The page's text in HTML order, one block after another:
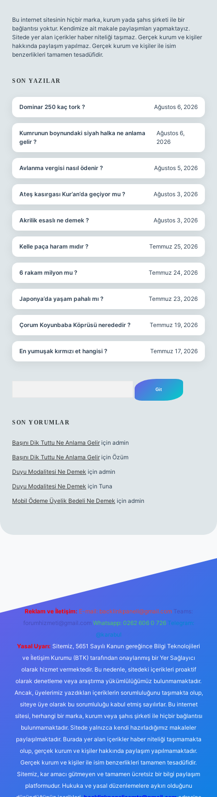
Bu internet sitesinin hiçbir marka, kurum yada şahıs şirketi ile bir
bağlantısı yoktur. Kendimize ait makale paylaşımları yapmaktayız.
Sitede yer alan içerikler haber niteliği taşımaz. Gerçek kurum ve kişiler
hakkında paylaşım yapılmaz. Gerçek kurum ve kişiler ile isim
benzerlikleri tamamen tesadüfidir.
SON YAZILAR
Dominar 250 kaç tork ? Ağustos 6, 2026
Kumrunun boynundaki siyah halka ne anlama
gelir ?
Ağustos 6,
2026
Avlanma vergisi nasıl ödenir ? Ağustos 5, 2026
Ateş kasırgası Kur’an’da geçiyor mu ? Ağustos 3, 2026
Akrilik esaslı ne demek ? Ağustos 3, 2026
Kelle paça haram mıdır ? Temmuz 25, 2026
6 rakam milyon mu ? Temmuz 24, 2026
Japonya’da yaşam pahalı mı ? Temmuz 23, 2026
Çorum Koyunbaba Köprüsü nerededir ? Temmuz 19, 2026
En yumuşak kırmızı et hangisi ? Temmuz 17, 2026
SON YORUMLAR
Başını Dik Tuttu Ne Anlama Gelir için admin
Başını Dik Tuttu Ne Anlama Gelir için Özüm
Duyu Modalitesi Ne Demek için admin
Duyu Modalitesi Ne Demek için Tuna
Mobil Ödeme Üyelik Bedeli Ne Demek için admin
Reklam ve İletişim: E-mail: backlinkpaneli@gmail.com Teams:
forumhizmeti@gmail.com Whatsapp: 0262 606 0 726 Telegram:
@karabul
Yasal Uyarı: Sitemiz, 5651 Sayılı Kanun gereğince Bilgi Teknolojileri
ve İletişim Kurumu (BTK) tarafından onaylanmış bir Yer Sağlayıcı
olarak hizmet vermektedir. Bu nedenle, sitedeki içerikleri proaktif
olarak denetleme veya araştırma yükümlülüğümüz bulunmamaktadır.
Ancak, üyelerimiz yazdıkları içeriklerin sorumluluğunu taşımakta olup,
siteye üye olarak bu sorumluluğu kabul etmiş sayılırlar. Bu internet
sitesi, herhangi bir marka, kurum veya şahıs şirketi ile hiçbir bağlantısı
bulunmamaktadır. Sitede yalnızca kendi hazırladığımız makaleler
paylaşılmaktadır. Burada yer alan içerikler haber niteliği taşımamakta
olup, gerçek kurum ve kişiler hakkında paylaşım yapılmamaktadır.
Gerçek kurum ve kişiler ile isim benzerlikleri tamamen tesadüfidir.
Sitemiz, kar amacı gütmeyen ve tamamen ücretsiz bir bilgi paylaşım
platformudur. Hukuka ve yasal düzenlemelere aykırı olduğunu